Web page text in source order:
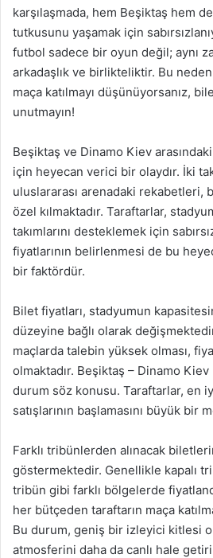
karşılaşmada, hem Beşiktaş hem
tutkusunu yaşamak için
futbol sadece bir oyun değil; aynı
arkadaşlık ve birlikteliktir. Bu
maça katılmayı düşünüyorsanız,
unutmayın!
Beşiktaş ve Dinamo Kiev
için heyecan verici bir olaydır. İki
uluslararası arenadaki rekabetleri,
özel kılmaktadır. Taraftarlar,
takımlarını desteklemek için
fiyatlarının belirlenmesi de bu
bir faktördür.
Bilet fiyatları, stadyumun
düzeyine bağlı olarak
maçlarda talebin yüksek olması,
olmaktadır. Beşiktaş – Dinamo
durum söz konusu. Taraftarlar, en
satışlarının başlamasını büyük bir
Farklı tribünlerden alınacak
göstermektedir. Genellikle kapalı
tribün gibi farklı bölgelerde
her bütçeden taraftarın maça
Bu durum, geniş bir izleyici kitlesi
atmosferini daha da canlı hale